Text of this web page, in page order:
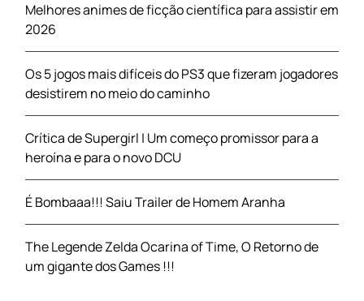
Melhores animes de ficção científica para assistir em
2026
Os 5 jogos mais difíceis do PS3 que fizeram jogadores
desistirem no meio do caminho
Crítica de Supergirl | Um começo promissor para a
heroína e para o novo DCU
É Bombaaa!!! Saiu Trailer de Homem Aranha
The Legende Zelda Ocarina of Time, O Retorno de
um gigante dos Games !!!